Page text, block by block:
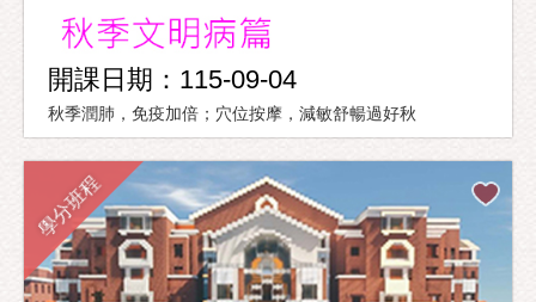
開課日期：115-09-04
秋季潤肺，免疫加倍；穴位按摩，減敏舒暢過好秋
學分班程